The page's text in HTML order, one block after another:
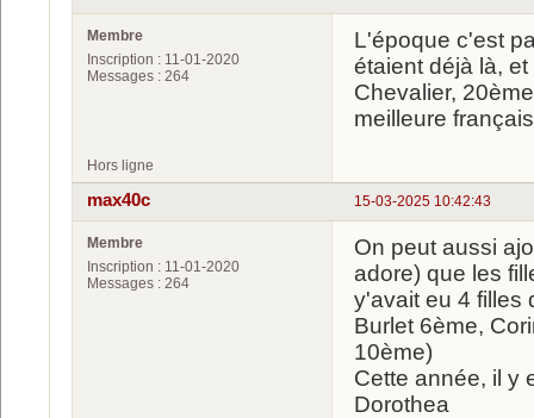
Membre
Inscription : 11-01-2020
Messages : 264
L'époque c'est
étaient déjà là,
Chevalier,
meilleure
Hors ligne
15-03-2025 10:42:43
max40c
Membre
Inscription : 11-01-2020
Messages : 264
On peut aussi
adore) que les
y'avait eu 4 filles
Burlet 6ème,
10ème)
Cette année, il y
Dorothea